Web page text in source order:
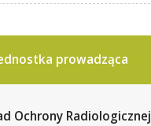
prowadząca
Ochrony Radiologicznej